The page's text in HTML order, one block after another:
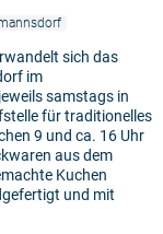
sich das
im
samstags in
für traditionelles
9 und ca. 16 Uhr
aus dem
Kuchen
und mit